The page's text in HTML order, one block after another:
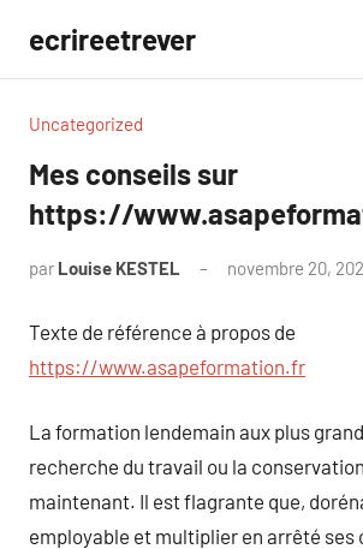
contenu
ecrireetrever
Uncategorized
Mes conseils sur
https://
par Louise KESTEL novembre 20,
Texte de référence à propos de
https://www.asapeformation.fr
La formation lendemain aux plus
recherche du travail ou la
maintenant. Il est flagrante que,
employable et multiplier en arrêté ses